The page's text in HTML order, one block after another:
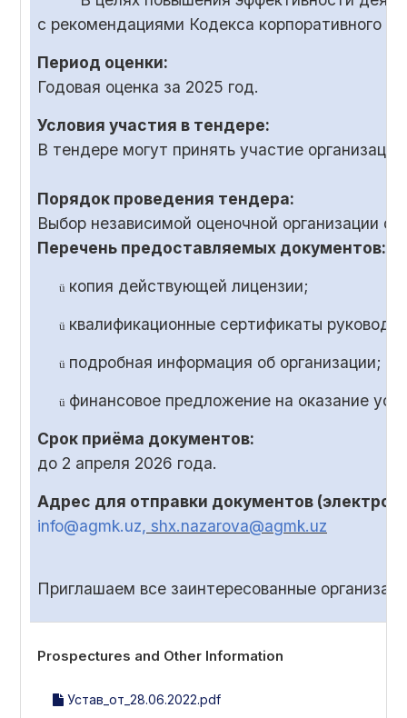
с рекомендациями Кодекса корпоративного
Период оценки:
Годовая оценка за 2025 год.
Условия участия в тендере:
В тендере могут принять участие
Порядок проведения тендера:
Выбор независимой оценочной организации
Перечень предоставляемых документов:
ü копия действующей лицензии;
ü квалификационные сертификаты
ü подробная информация об организации;
ü финансовое предложение на оказание
Срок приёма документов:
до 2 апреля 2026 года.
Адрес для отправки документов
info@agmk.uz, shx.nazarova@agmk.uz
Приглашаем все заинтересованные
Prospectures and Other Information
Устав_от_28.06.2022.pdf